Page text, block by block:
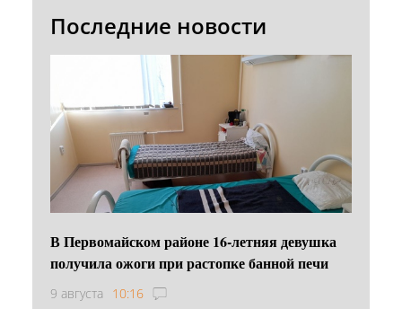
Последние новости
В Первомайском районе 16‑летняя девушка
получила ожоги при растопке банной печи
9 августа 10:16